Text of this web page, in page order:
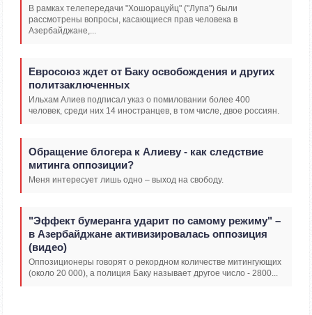
В рамках телепередачи "Хошорацуйц" ("Лупа") были
рассмотрены вопросы, касающиеся прав человека в
Азербайджане,...
Евросоюз ждет от Баку освобождения и других
политзаключенных
Ильхам Алиев подписал указ о помиловании более 400
человек, среди них 14 иностранцев, в том числе, двое россиян.
Обращение блогера к Алиеву - как следствие
митинга оппозиции?
Меня интересует лишь одно – выход на свободу.
"Эффект бумеранга ударит по самому режиму" –
в Азербайджане активизировалась оппозиция
(видео)
Оппозиционеры говорят о рекордном количестве митингующих
(около 20 000), а полиция Баку называет другое число - 2800...